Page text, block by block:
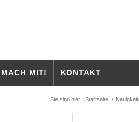
MACH MIT! KONTAKT
Sie sind hier: Startseite /